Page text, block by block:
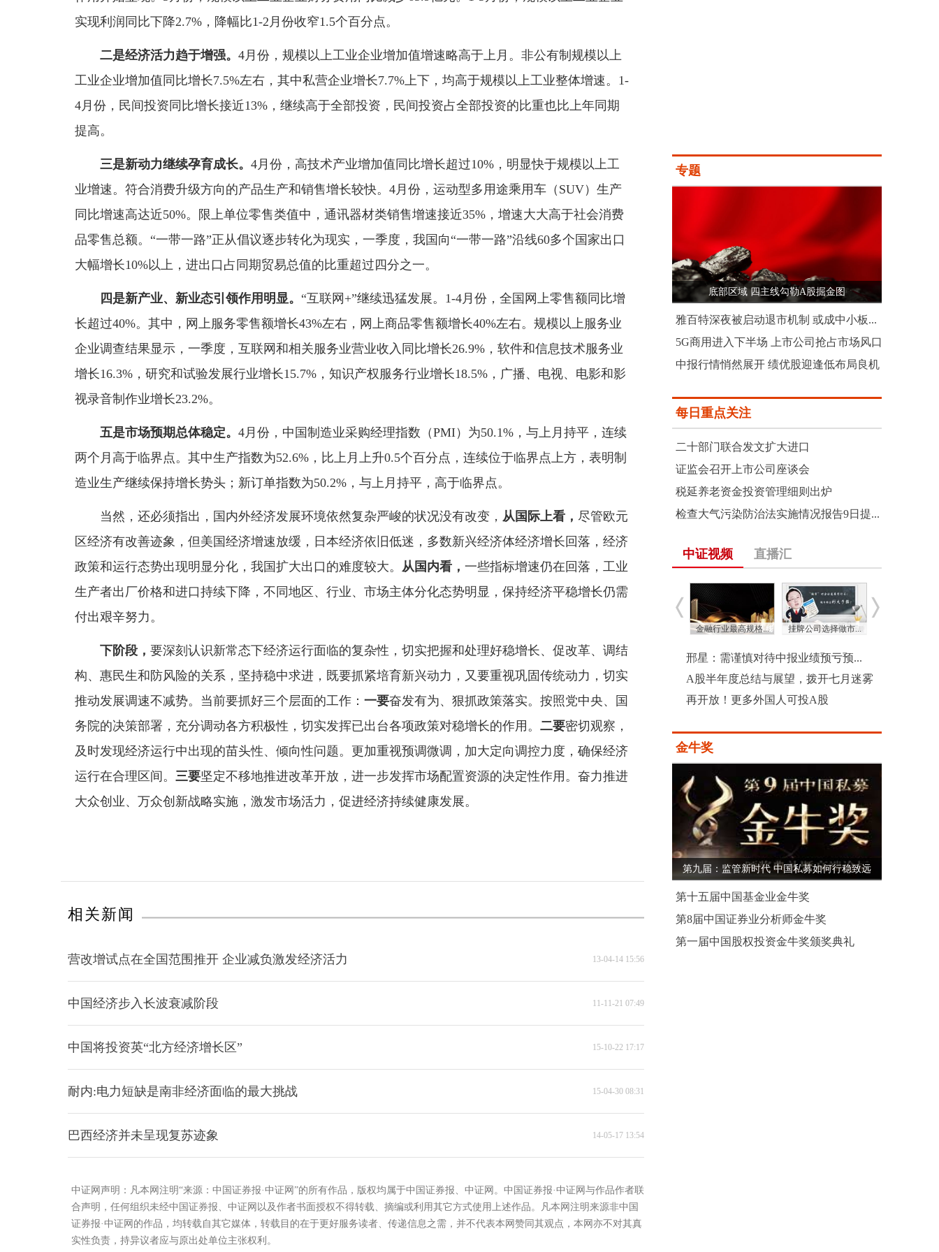
实现利润同比下降2.7%，降幅比1-2月份收窄1.5个百分点。
二是经济活力趋于增强。 4月份，规模以上工业企业增加值增速略高于上月。非公有制规模以上
工业企业增加值同比增长7.5%左右，其中私营企业增长7.7%上下，均高于规模以上工业整体增速。1-
4月份，民间投资同比增长接近13%，继续高于全部投资，民间投资占全部投资的比重也比上年同期
提高。
三是新动力继续孕育成长。 4月份，高技术产业增加值同比增长超过10%，明显快于规模以上工
业增速。符合消费升级方向的产品生产和销售增长较快。4月份，运动型多用途乘用车（SUV）生产
同比增速高达近50%。限上单位零售类值中，通讯器材类销售增速接近35%，增速大大高于社会消费
品零售总额。“一带一路”正从倡议逐步转化为现实，一季度，我国向“一带一路”沿线60多个国家出口
大幅增长10%以上，进出口占同期贸易总值的比重超过四分之一。
四是新产业、新业态引领作用明显。 “互联网+”继续迅猛发展。1-4月份，全国网上零售额同比增
长超过40%。其中，网上服务零售额增长43%左右，网上商品零售额增长40%左右。规模以上服务业
企业调查结果显示，一季度，互联网和相关服务业营业收入同比增长26.9%，软件和信息技术服务业
增长16.3%，研究和试验发展行业增长15.7%，知识产权服务行业增长18.5%，广播、电视、电影和影
视录音制作业增长23.2%。
五是市场预期总体稳定。 4月份，中国制造业采购经理指数（PMI）为50.1%，与上月持平，连续
两个月高于临界点。其中生产指数为52.6%，比上月上升0.5个百分点，连续位于临界点上方，表明制
造业生产继续保持增长势头；新订单指数为50.2%，与上月持平，高于临界点。
当然，还必须指出，国内外经济发展环境依然复杂严峻的状况没有改变， 从国际上看， 尽管欧元
区经济有改善迹象，但美国经济增速放缓，日本经济依旧低迷，多数新兴经济体经济增长回落，经济
政策和运行态势出现明显分化，我国扩大出口的难度较大。 从国内看， 一些指标增速仍在回落，工业
生产者出厂价格和进口持续下降，不同地区、行业、市场主体分化态势明显，保持经济平稳增长仍需
付出艰辛努力。
下阶段， 要深刻认识新常态下经济运行面临的复杂性，切实把握和处理好稳增长、促改革、调结
构、惠民生和防风险的关系，坚持稳中求进，既要抓紧培育新兴动力，又要重视巩固传统动力，切实
推动发展调速不减势。当前要抓好三个层面的工作： 一要奋发有为、狠抓政策落实。按照党中央、国
务院的决策部署，充分调动各方积极性，切实发挥已出台各项政策对稳增长的作用。 二要密切观察，
及时发现经济运行中出现的苗头性、倾向性问题。更加重视预调微调，加大定向调控力度，确保经济
运行在合理区间。 三要坚定不移地推进改革开放，进一步发挥市场配置资源的决定性作用。奋力推进
大众创业、万众创新战略实施，激发市场活力，促进经济持续健康发展。
相关新闻
13-04-14 15:56
营改增试点在全国范围推开 企业减负激发经济活力
11-11-21 07:49
中国经济步入长波衰减阶段
15-10-22 17:17
中国将投资英“北方经济增长区”
15-04-30 08:31
耐内:电力短缺是南非经济面临的最大挑战
14-05-17 13:54
巴西经济并未呈现复苏迹象
中证网声明：凡本网注明“来源：中国证券报·中证网”的所有作品，版权均属于中国证券报、中证网。中国证券报·中证网与作品作者联
合声明，任何组织未经中国证券报、中证网以及作者书面授权不得转载、摘编或利用其它方式使用上述作品。凡本网注明来源非中国
证券报·中证网的作品，均转载自其它媒体，转载目的在于更好服务读者、传递信息之需，并不代表本网赞同其观点，本网亦不对其真
实性负责，持异议者应与原出处单位主张权利。
专题
底部区域 四主线勾勒A股掘金图
雅百特深夜被启动退市机制 或成中小板...
5G商用进入下半场 上市公司抢占市场风口
中报行情悄然展开 绩优股迎逢低布局良机
每日重点关注
二十部门联合发文扩大进口
证监会召开上市公司座谈会
税延养老资金投资管理细则出炉
检查大气污染防治法实施情况报告9日提...
中证视频 直播汇
金融行业最高规格... 挂牌公司选择做市...
邢星：需谨慎对待中报业绩预亏预...
A股半年度总结与展望，拨开七月迷雾
再开放！更多外国人可投A股
金牛奖
第九届：监管新时代 中国私募如何行稳致远
第十五届中国基金业金牛奖
第8届中国证券业分析师金牛奖
第一届中国股权投资金牛奖颁奖典礼